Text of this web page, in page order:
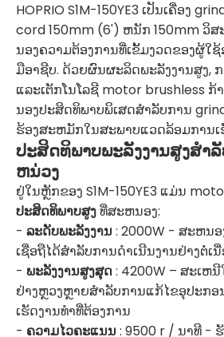
HOPRIO S1M-150YE3 ເປັນເຄື່ອງ
cord 150mm (6') ຫນັກ 150mm ວິ
ນອງຄວາມຕ້ອງການທີ່ເຂັ້ມງວດຂອງຜູ້ໃ
ມືອາຊີບ. ດ້ວຍຜົນຜະລິດພະລັງງານສູງ,
ແລະເຕັກໂນໂລຊີ motor brushless
ນອງປະສິດທິພາບພິເສດສໍາລັບການ
ຮ້ອງສະຫມັກໃນສະພາບແວດລ້ອມການ
ປະສິດທິພາບພະລັງງານສູງສໍາ
ຫນ່ວງ
ຢູ່ໃນຫຼັກຂອງ S1M-150YE3 ແມ່ນ
ປະສິດທິພາບສູງທີ່ສະຫນອງ:
- ລະດັບພະລັງງານ: 2000W - ສະຫນ
ເຊື່ອຖືໄດ້ສໍາລັບການດໍາເນີນງານຢ່າງຕໍ່ເນື່
- ພະ​ລັງ​ງານ​ສູງ​ສຸດ: 4200W – ສະ​ເຫ
ຢ່າງ​ຫຼວງ​ຫຼາຍ​ສໍາ​ລັບ​ການ​ແກ້​ໄຂ​ອຸ​ປະ​ກອ
ເຮັດ​ງານ​ທໍາ​ທີ່​ຕ້ອງ​ການ
- ຄວາມໄວຄະແນນ: 9500 r / ນາທີ -